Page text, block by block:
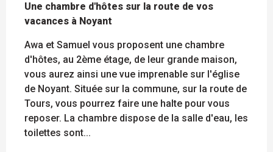
Une chambre d'hôtes sur la route de vos
vacances à Noyant
Awa et Samuel vous proposent une chambre
d'hôtes, au 2ème étage, de leur grande maison,
vous aurez ainsi une vue imprenable sur l'église
de Noyant. Située sur la commune, sur la route de
Tours, vous pourrez faire une halte pour vous
reposer. La chambre dispose de la salle d'eau, les
toilettes sont...